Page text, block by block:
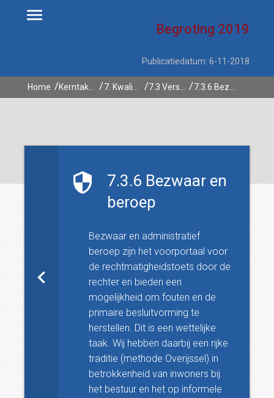
Begroting 2019
Publicatiedatum: 6-11-2018
Home
7.3.6 Bezwaar en
beroep
Bezwaar en administratief
beroep zijn het voorportaal voor
de rechtmatigheidstoets door de
rechter en bieden een
mogelijkheid om fouten en de
primaire besluitvorming te
herstellen. Dit is een wettelijke
taak. Wij hebben daarbij een rijke
traditie (methode Overijssel) in
betrokkenheid van inwoners bij
het bestuur en het op informele